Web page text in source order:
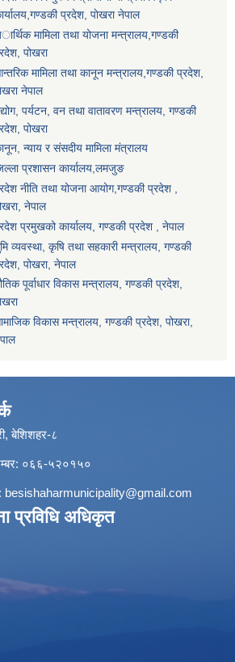
प्रदेश, पाेखरा नेपाल
मामिला तथा योजना मन्त्रालय,गण्डकी
पोखरा
मामिला तथा कानून मन्त्रालय,गण्डकी प्रदेश,
नेपाल
पर्यटन, वन तथा वातावरण मन्त्रालय, गण्डकी
पोखरा
न्याय र संसदीय मामिला मंत्रालय
प्रशासन कार्यालय,लमजुङ
नीति तथा योजना आयोग,गण्डकी प्रदेश ,
नेपाल
प्रमुखको कार्यालय, गण्डकी प्रदेश , नेपाल
व्यवस्था, कृषि तथा सहकारी मन्त्रालय, गण्डकी
पोखरा, नेपाल
पूर्वाधार विकास मन्त्रालय, गण्डकी प्रदेश,
विकास मन्त्रालय, गण्डकी प्रदेश, पोखरा,
बेशिशहर-८
०६६-५२०१५०
besishaharmunicipality@gmail.com
प्रविधि अधिकृत